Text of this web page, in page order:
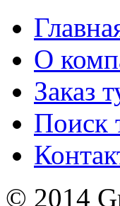
О
Заказ
Поиск
© 2014